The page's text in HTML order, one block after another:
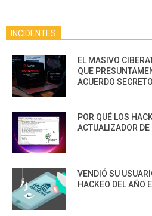
INCIDENTES
EL MASIVO
QUE
ACUERDO
POR QUÉ LOS
ACTUALIZADOR DE
VENDIÓ SU
HACKEO DEL AÑO